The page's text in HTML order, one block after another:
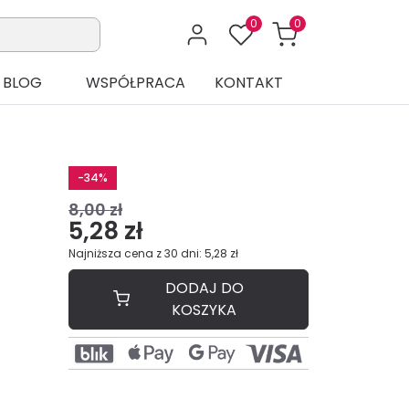
0 0
BLOG WSPÓŁPRACA KONTAKT
-34%
8,00 zł
5,28 zł
Najniższa cena z 30 dni: 5,28 zł
DODAJ DO
KOSZYKA